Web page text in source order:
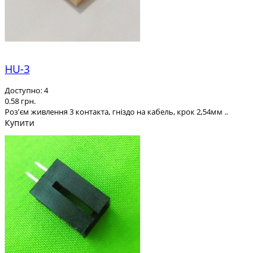
HU-3
Доступно: 4
0.58 грн.
Роз'єм живлення 3 контакта, гніздо на кабель, крок 2,54мм ..
Купити